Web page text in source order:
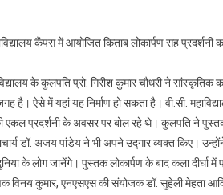
कैंपस में आयोजित किताब लोकार्पण सह
के कुलपति प्रो. गिरीश कुमार चौधरी ने सांस्कृतिक
ऐसे में यहां यह निर्माण हो सकता है। वी.सी.
एकल प्रदर्शनी के अवसर पर बोल रहे थे। कुलपति ने
डॉ. अजय पांडेय ने भी अपने उद्गार व्यक्त किए।
के लोग जानेंगे। पुस्तक लोकार्पण के बाद कला दीर्घा
विनय कुमार, एनएसएस की संयोजक डॉ. सुहेली मेहता